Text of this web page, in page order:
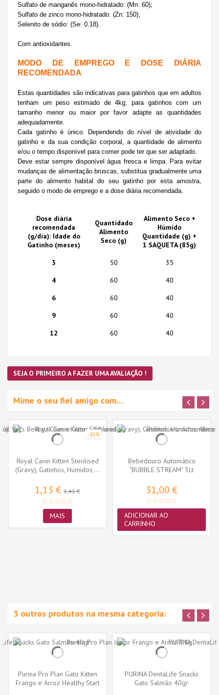
Sulfato de manganês mono-hidratado: (Mn: 60);
Sulfato de zinco mono-hidratado: (Zn: 150);
Selenito de sódio: (Se: 0.18).
Com antioxidantes.
MODO DE EMPREGO E DOSE DIÁRIA
RECOMENDADA
Estas quantidades são indicativas para gatinhos que em adultos
tenham um peso estimado de 4kg; para gatinhos com um
tamanho menor ou maior por favor adapte as quantidades
adequadamente.
Cada gatinho é único. Dependendo do nível de atividade do
gatinho e da sua condição corporal, a quantidade de alimento
e/ou o tempo disponível para comer pode ter que ser adaptado.
Deve estar sempre disponível água fresca e limpa. Para evitar
mudanças de alimentação bruscas, substitua gradualmente uma
parte do alimento habital do seu gatinho por esta amostra,
seguido o modo de emprego e a dose diária recomendada.
Dose diária
recomendada
(g/dia): Idade do
Gatinho (meses)
Quantidado
Alimento
Seco (g)
Alimento Seco +
Húmido
Quantidade (g) +
1 SAQUETA (85g)
3
50
35
4
60
40
6
60
40
9
60
40
12
60 40
SEJA O PRIMEIRO A FAZER UMA AVALIAÇÃO !
Mime o seu fiel amigo com…
-20%
Royal Canin Kitten Sterilised
(Gravy), Gatinhos, Húmidos,...
1,13 € 1,41 €
MAIS
Bebedouro Automático
"BUBBLE STREAM" 3Lt
31,00 €
ADICIONAR AO
CARRINHO
3 outros produtos na mesma categoria:
Purina Pro Plan Gato Kitten
Frango e Arroz Healthy Start
PURINA DentaLife Snacks
Gato Salmão 40gr.